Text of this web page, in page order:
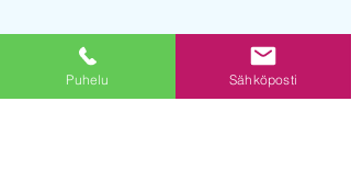
Puhelu Sähköposti